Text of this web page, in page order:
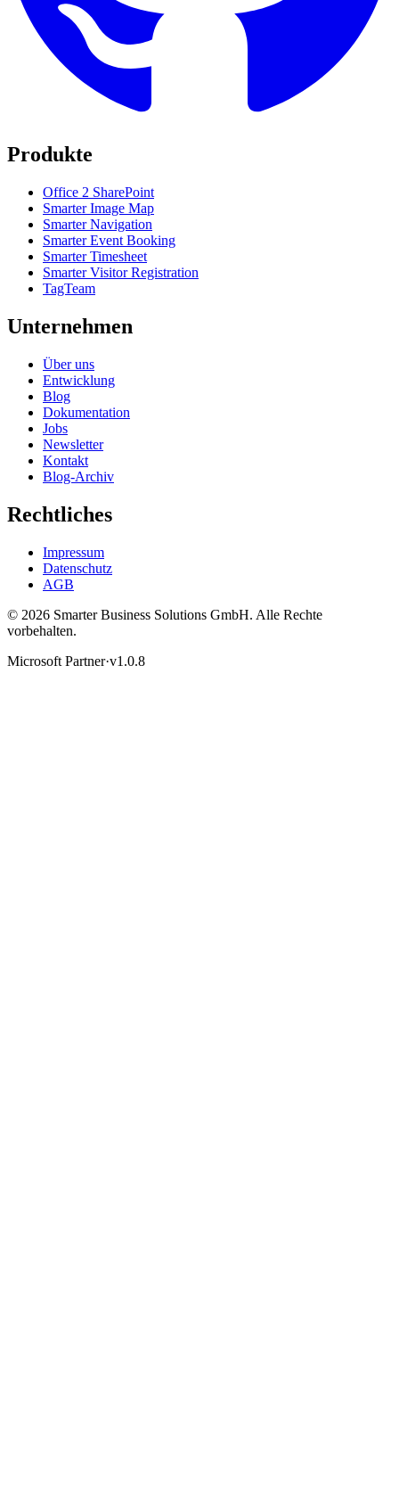
Produkte
Office 2 SharePoint
Smarter Image Map
Smarter Navigation
Smarter Event Booking
Smarter Timesheet
Smarter Visitor Registration
TagTeam
Unternehmen
Über uns
Entwicklung
Blog
Dokumentation
Jobs
Newsletter
Kontakt
Blog-Archiv
Rechtliches
Impressum
Datenschutz
AGB
© 2026 Smarter Business Solutions GmbH. Alle Rechte
vorbehalten.
Microsoft Partner·v1.0.8